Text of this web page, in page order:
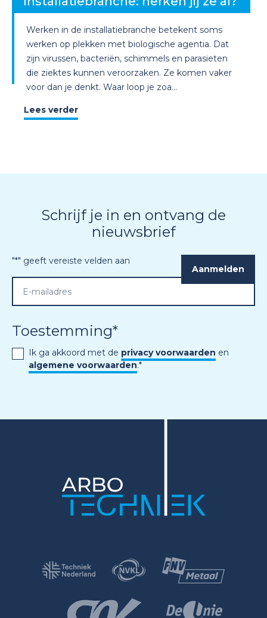
Werken in de installatiebranche betekent soms
werken op plekken met biologische agentia. Dat
zijn virussen, bacteriën, schimmels en parasieten
die ziektes kunnen veroorzaken. Ze komen vaker
voor dan je denkt. Waar loop je zoa...
Lees verder
Schrijf je in en ontvang de
nieuwsbrief
"*" geeft vereiste velden aan
Toestemming*
Ik ga akkoord met de privacy voorwaarden en
algemene voorwaarden.*